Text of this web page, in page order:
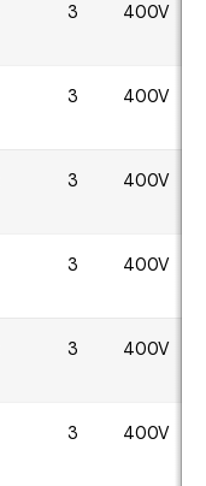
3 400V
3 400V
3 400V
3 400V
3 400V
3 400V